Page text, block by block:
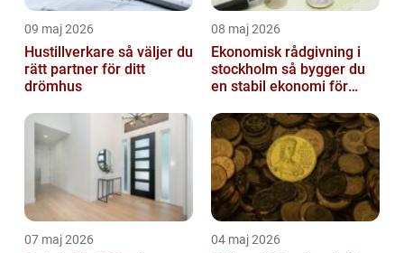
09 maj 2026
Hustillverkare så väljer du
rätt partner för ditt
drömhus
08 maj 2026
Ekonomisk rådgivning i
stockholm så bygger du
en stabil ekonomi för
07 maj 2026 04 maj 2026